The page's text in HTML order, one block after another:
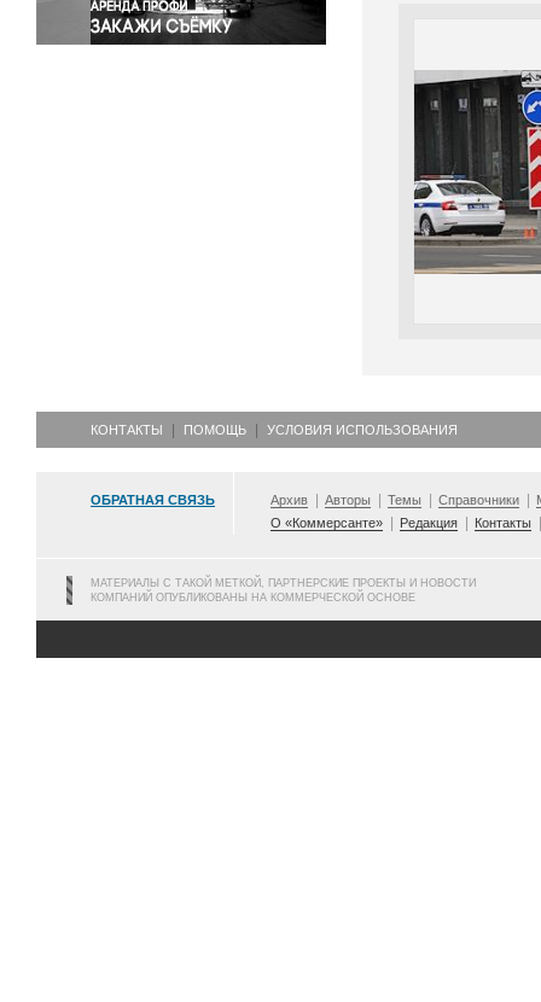
КОНТАКТЫ ПОМОЩЬ УСЛОВИЯ ИСПОЛЬЗОВАНИЯ
ОБРАТНАЯ СВЯЗЬ Архив Авторы Темы Справочники
О «Коммерсанте»
Редакция Контакты
МАТЕРИАЛЫ С ТАКОЙ МЕТКОЙ, ПАРТНЕРСКИЕ ПРОЕКТЫ И НОВОСТИ
КОМПАНИЙ ОПУБЛИКОВАНЫ НА КОММЕРЧЕСКОЙ ОСНОВЕ